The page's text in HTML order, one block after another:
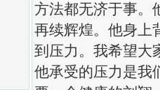
方法都无济于事。
再续辉煌。他身上
到压力。我希望大
他承受的压力是我